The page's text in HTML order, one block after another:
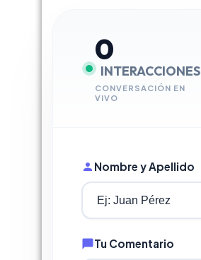
0
INTERACCIONES
CONVERSACIÓN EN
VIVO
Nombre y Apellido
Tu Comentario